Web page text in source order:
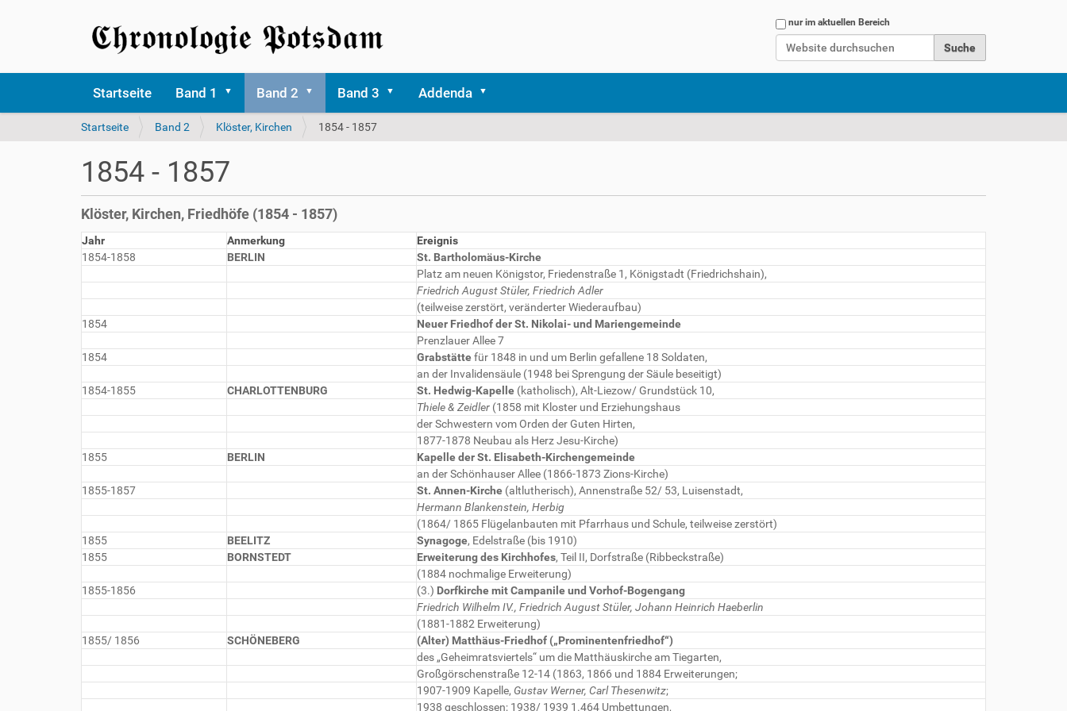
Website durchsuchen
nur im aktuellen Bereich
Startseite Band 1 Band 2 Band 3 Addenda
S
d
h
i
e
r
Startseite Band 2 Klöster, Kirchen 1854 - 1857
1854 - 1857
Klöster, Kirchen, Friedhöfe (1854 - 1857)
Jahr Anmerkung
Ereignis
1854-1858
BERLIN
St. Bartholomäus-Kirche
Platz am neuen Königstor, Friedenstraße 1, Königstadt (Friedrichshain),
Friedrich August Stüler, Friedrich Adler
(teilweise zerstört, veränderter Wiederaufbau)
1854
Neuer Friedhof der St. Nikolai- und Mariengemeinde
Prenzlauer Allee 7
1854
Grabstättefür 1848 in und um Berlin gefallene 18 Soldaten,
an der Invalidensäule (1948 bei Sprengung der Säule beseitigt)
1854-1855
CHARLOTTENBURG St. Hedwig-Kapelle (katholisch), Alt-Liezow/ Grundstück 10,
Thiele & Zeidler (1858 mit Kloster und Erziehungshaus
der Schwestern vom Orden der Guten Hirten,
1877-1878 Neubau als Herz Jesu-Kirche)
1855
BERLIN
Kapelle der St. Elisabeth-Kirchengemeinde
an der Schönhauser Allee (1866-1873 Zions-Kirche)
1855-1857
St. Annen-Kirche (altlutherisch), Annenstraße 52/ 53, Luisenstadt,
Hermann Blankenstein, Herbig
(1864/ 1865 Flügelanbauten mit Pfarrhaus und Schule, teilweise zerstört)
1855
BEELITZ Synagoge, Edelstraße (bis 1910)
1855
BORNSTEDT Erweiterung des Kirchhofes, Teil II, Dorfstraße (Ribbeckstraße)
(1884 nochmalige Erweiterung)
1855-1856
(3.) Dorfkirche mit Campanile und Vorhof-Bogengang
Friedrich Wilhelm IV., Friedrich August Stüler, Johann Heinrich Haeberlin
(1881-1882 Erweiterung)
1855/ 1856
SCHÖNEBERG
(Alter) Matthäus-Friedhof („Prominentenfriedhof“)
des „Geheimratsviertels“ um die Matthäuskirche am Tiegarten,
Großgörschenstraße 12-14 (1863, 1866 und 1884 Erweiterungen;
1907-1909 Kapelle, Gustav Werner, Carl Thesenwitz;
1938 geschlossen; 1938/ 1939 1.464 Umbettungen,